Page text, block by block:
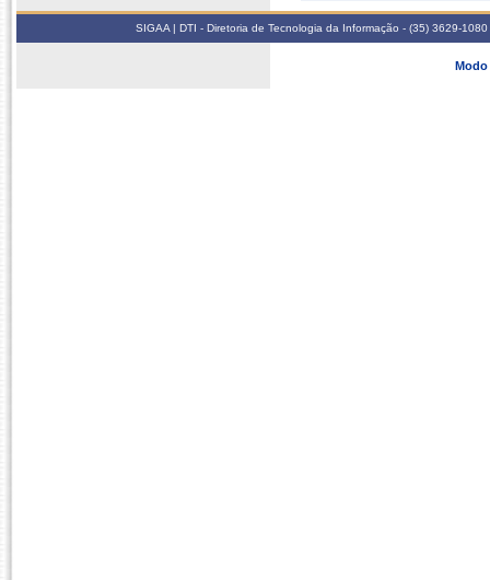
SIGAA | DTI - Diretoria de Tecnologia da Informação - (35) 3629-
Modo